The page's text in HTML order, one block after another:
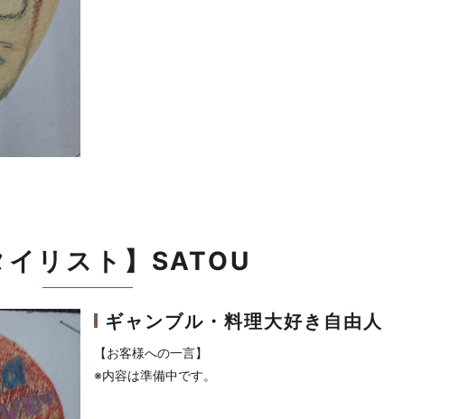
イリスト】SATOU
ギャンブル・料理大好き自由人
【お客様への一言】
※内容は準備中です。